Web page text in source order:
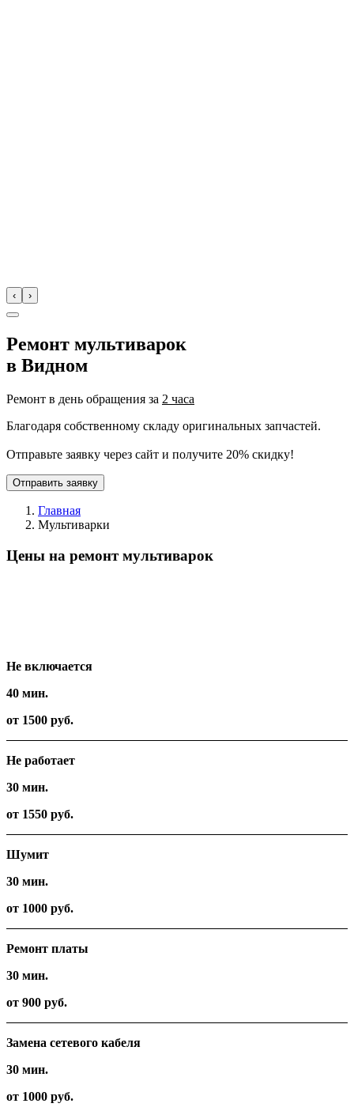
‹ ›
Ремонт мультиварок
в Видном
Ремонт в день обращения за 2 часа
Благодаря собственному складу оригинальных запчастей.
Отправьте заявку через сайт и получите 20% скидку!
Отправить заявку
Главная
Мультиварки
Цены на ремонт мультиварок
Не включается
40 мин.
от 1500 руб.
Не работает
30 мин.
от 1550 руб.
Шумит
30 мин.
от 1000 руб.
Ремонт платы
30 мин.
от 900 руб.
Замена сетевого кабеля
30 мин.
от 1000 руб.